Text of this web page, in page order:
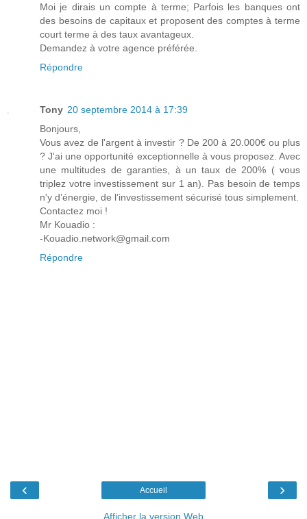
Moi je dirais un compte à terme; Parfois les banques ont
des besoins de capitaux et proposent des comptes à terme
court terme à des taux avantageux.
Demandez à votre agence préférée.
Répondre
Tony 20 septembre 2014 à 17:39
Bonjours,
Vous avez de l'argent à investir ? De 200 à 20.000€ ou plus
? J'ai une opportunité exceptionnelle à vous proposez. Avec
une multitudes de garanties, à un taux de 200% ( vous
triplez votre investissement sur 1 an). Pas besoin de temps
n'y d’énergie, de l’investissement sécurisé tous simplement.
Contactez moi !
Mr Kouadio :
-Kouadio.network@gmail.com
Répondre
‹ ›
Accueil
Afficher la version Web